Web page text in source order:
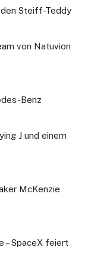
den Steiff-Teddy
von Natuvion
Benz
J und einem
McKenzie
– SpaceX feiert